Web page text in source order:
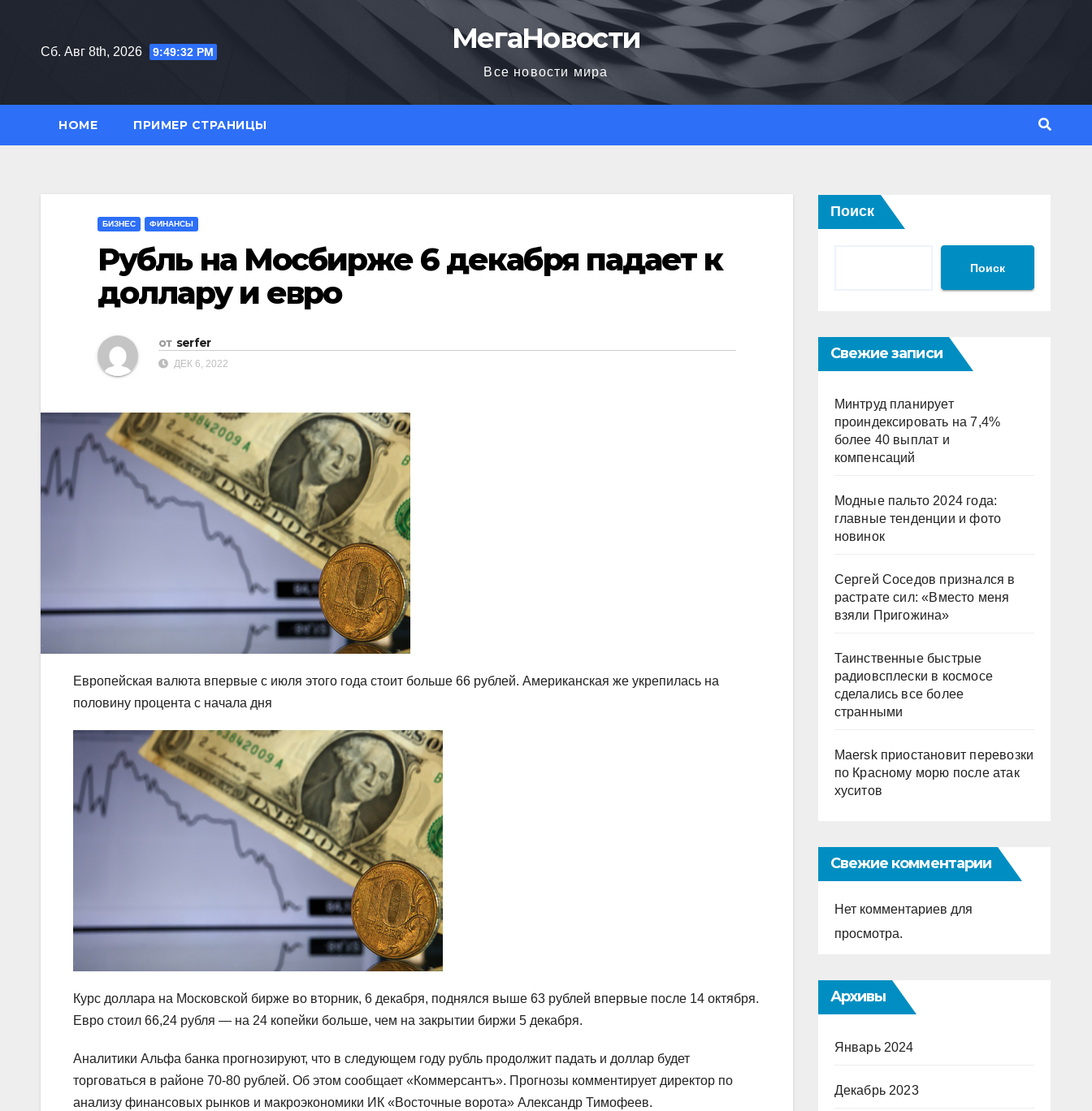
содержимому
Сб. Авг 8th, 2026 9:49:33 PM МегаНовости
Все новости мира
HOME ПРИМЕР СТРАНИЦЫ
БИЗНЕС ФИНАНСЫ
Рубль на Мосбирже 6 декабря падает к
доллару и евро
от serfer
ДЕК 6, 2022
Европейская валюта впервые с июля этого года стоит больше 66 рублей. Американская же укрепилась на
половину процента с начала дня
Курс доллара на Московской бирже во вторник, 6 декабря, поднялся выше 63 рублей впервые после 14 октября.
Евро стоил 66,24 рубля — на 24 копейки больше, чем на закрытии биржи 5 декабря.
Аналитики Альфа банка прогнозируют, что в следующем году рубль продолжит падать и доллар будет
торговаться в районе 70-80 рублей. Об этом сообщает «Коммерсантъ». Прогнозы комментирует директор по
анализу финансовых рынков и макроэкономики ИК «Восточные ворота» Александр Тимофеев.
Поиск
Поиск
Свежие записи
Минтруд планирует
проиндексировать на 7,4%
более 40 выплат и
компенсаций
Модные пальто 2024 года:
главные тенденции и фото
новинок
Сергей Соседов признался в
растрате сил: «Вместо меня
взяли Пригожина»
Таинственные быстрые
радиовсплески в космосе
сделались все более
странными
Maersk приостановит перевозки
по Красному морю после атак
хуситов
Свежие комментарии
Нет комментариев для
просмотра.
Архивы
Январь 2024
Декабрь 2023